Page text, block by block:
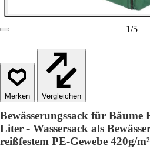
1/5
Vergleichen
Bewässerungssack für
Liter - Wassersack als
reißfestem PE-Gewebe 420g/m²